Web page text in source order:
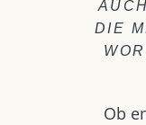
DIE
Ob